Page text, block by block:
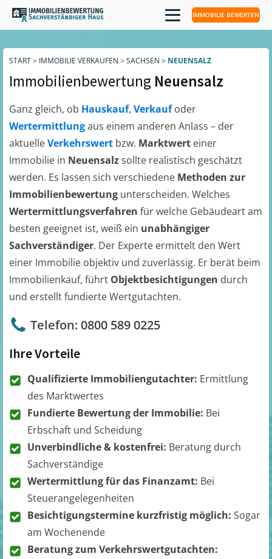
IMMOBILIE BEWERTEN
START> IMMOBILIE VERKAUFEN > SACHSEN > NEUENSALZ
Immobilienbewertung Neuensalz
Ganz gleich, ob Hauskauf, Verkaufoder
Wertermittlungaus einem anderen Anlass – der
aktuelleVerkehrswert bzw. Marktwert einer
Immobilie in Neuensalzsollte realistisch geschätzt
werden. Es lassen sich verschiedene Methoden zur
Immobilienbewertung unterscheiden. Welches
Wertermittlungsverfahren für welche Gebäudeart am
besten geeignet ist, weiß ein unabhängiger
Sachverständiger. Der Experte ermittelt den Wert
einer Immobilie objektiv und zuverlässig. Er berät beim
Immobilienkauf, führt Objektbesichtigungen durch
und erstellt fundierte Wertgutachten.
Telefon: 0800 589 0225
Ihre Vorteile
Qualifizierte Immobiliengutachter: Ermittlung
des Marktwertes
Fundierte Bewertung der Immobilie: Bei
Erbschaft und Scheidung
Unverbindliche & kostenfrei: Beratung durch
Sachverständige
Wertermittlung für das Finanzamt: Bei
Steuerangelegenheiten
Besichtigungstermine kurzfristig möglich: Sogar
am Wochenende
Beratung zum Verkehrswertgutachten: